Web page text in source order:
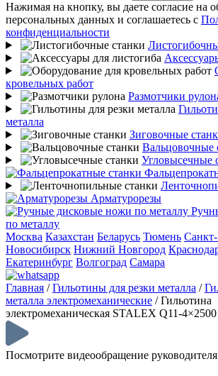
Нажимая на кнопку, вы даете согласие на
персональных данных и соглашаетесь с
конфиденциальности
кровельных работ
Размотчики
металла
Зиговочные
Вальцовочные
Угловысечные
Арматурорезы
по металлу
Москва Казахстан Беларусь Тюмень
Новосибирск Нижний Новгород
Екатеринбург Волгоград Самара
Главная /Гильотины для резки металла /
металла электромеханические /Гильотина
электромеханическая STALEX Q11-4×2500
Посмотрите видеообращение